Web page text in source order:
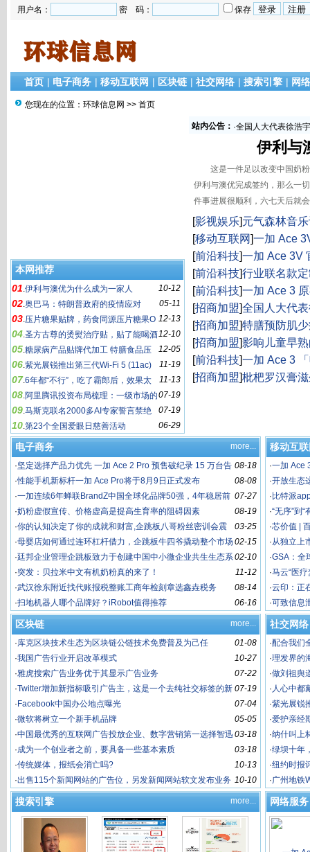
用户名： 密 码： 保存
首页 | 电子商务 | 移动互联网 | 区块链 | 社交网络 | 搜索引擎 | 网
您现在的位置： 环球信息网 >> 首页
本网推荐
10-12
01.伊利与澳优为什么成为一家人
05-11
02.奥巴马：特朗普政府的疫情应对
是“灾难”
12-13
03.压片糖果贴牌，药食同源压片糖果O
EM代加工华源晨泰一站式服务
12-10
04.圣方古尊的烫熨治疗贴，贴了能喝酒
吗？
12-05
05.糖尿病产品贴牌代加工 特膳食品压
片糖果 华源晨泰一站式代加工服务
11-19
06.紫光展锐推出第三代Wi-Fi 5 (11ac)
芯片产品
11-13
07.6年都“不行”，吃了霸郎后，效果太
吓人 求微信
07-19
08.阿里腾讯投资布局梳理：一级市场的
钱会去哪里？
07-19
09.马斯克联名2000多AI专家誓言禁绝
杀人机器人
06-29
10.第23个全国爱眼日慈善活动
站内公告： ·全国人大代表徐浩
伊利与
这是一件足以改变中国奶粉
伊利与澳优完成签约，那么一
件事进展很顺利，六七天后就
[影视娱乐]元气森林音
广州大学唱响
[移动互联网]一加 Ace
[前沿科技]一加 Ace 3V
王
[前沿科技]行业联名款
机首销火速告罄
[前沿科技]一加 Ace 3
业深度定制新标杆
[招商加盟]全国人大代
健康中国建设
[招商加盟]特膳预防肌
何选厂家
[招商加盟]影响儿童早
EM贴牌代工厂
[前沿科技]一加 Ace 3
旗舰体验
[招商加盟]枇杷罗汉膏
more...
电子商务
08-18
·坚定选择产品力优先 一加 Ace 2 Pro 预售破纪录 15 万台告
罄
08-08
·性能手机新标杆一加 Ace Pro将于8月9日正式发布
07-27
·一加连续6年蝉联BrandZ中国全球化品牌50强，4年稳居前
10
08-19
·奶粉虚假宣传、价格虚高是提高生育率的阻碍因素
03-25
·你的认知决定了你的成就和财富,企跳板八哥粉丝密训会震
撼开幕
02-15
·母婴店如何通过连环杠杆借力，企跳板牛四爷撬动整个市场
经济
02-10
·廷邦企业管理企跳板致力于创建中国中小微企业共生生态系
统
11-12
·突发：贝拉米中文有机奶粉真的来了！
08-14
·武汉徐东附近找代账报税整账工商年检刻章选鑫垚税务
06-16
·扫地机器人哪个品牌好？iRobot值得推荐
移动互
·一加 Ace
·开放生态
· 比特派
·“无序”到
·芯价值 |
·从独立上
患”在哪？
·GSA：全
·马云“医
·云印：正
·可致信息
more...
区块链
01-08
·库克区块技术生态为区块链公链技术免费普及为己任
10-27
·我国广告行业开启改革模式
07-22
·雅虎搜索广告业务优于其显示广告业务
07-19
·Twitter增加新指标吸引广告主，这是一个去纯社交标签的新
07-04
· Facebook中国办公地点曝光
05-05
·微软将树立一个新手机品牌
03-18
·中国最优秀的互联网广告投放企业、数字营销第一选择智迅
再度重拳出击
03-18
·成为一个创业者之前，要具备一些基本素质
10-13
·传统媒体，报纸会消亡吗?
10-10
·出售115个新闻网站的广告位，另发新闻网站软文发布业务
5-20元一篇
社交网络
·配合我们
·理发界的
么做到的
·做刘祖舆
· 人心中都
·紫光展锐
·爱护亲经
·纳什叫上
·绿坝十年
·纽约时报
·广州地铁
more...
搜索引擎 网络服务